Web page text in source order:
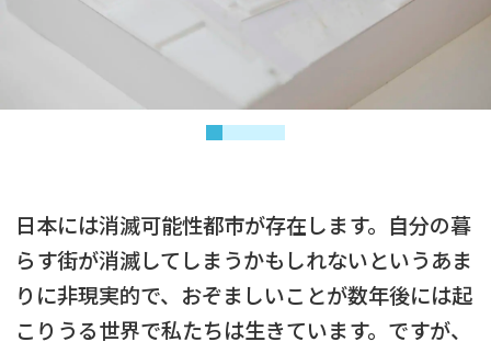
日本には消滅可能性都市が存在します。自分の暮
らす街が消滅してしまうかもしれないというあま
りに非現実的で、おぞましいことが数年後には起
こりうる世界で私たちは生きています。ですが、